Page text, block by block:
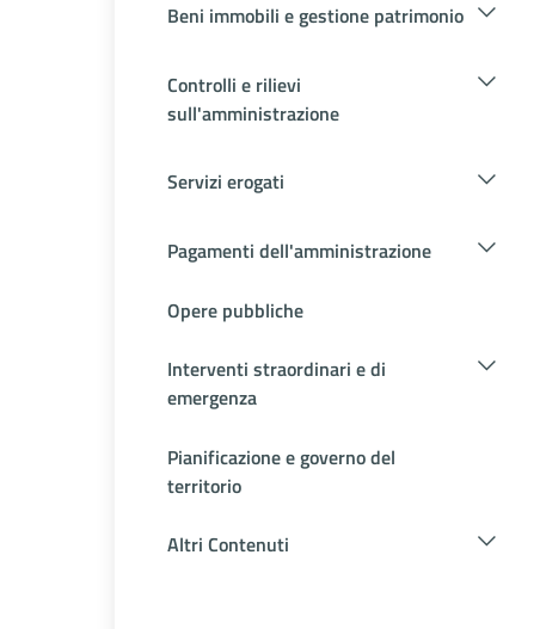
Beni immobili e gestione patrimonio
Controlli e rilievi
sull'amministrazione
Servizi erogati
Pagamenti dell'amministrazione
Opere pubbliche
Interventi straordinari e di
emergenza
Pianificazione e governo del
territorio
Altri Contenuti